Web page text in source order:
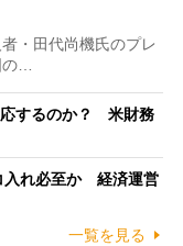
・田代尚機氏のプレ
の…
するのか？ 米財務
入れ必至か 経済運営
一覧を見る